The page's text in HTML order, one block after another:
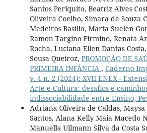
Santos Periquito, Beatriz Alves
Oliveira Coelho, Simara de Souza
Medeiros Basílio, Marta Suelen
Ramon Targino Firmino, Renata
Rocha, Luciana Ellen Dantas
Sousa Queiroz, PROMOÇÃO DE
PRIMEIRA INFÂNCIA , Caderno
v. 4 n. 2 (2024): XVII ENEX -
Arte e Cultura: desafios e
indissociabilidade entre Ensino,
Adriana Oliveira de Caldas,
Santos, Alana Kelly Maia Macedo
Manuella Uilmann Silva da Costa